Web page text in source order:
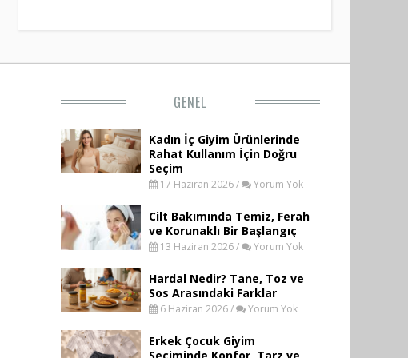
GENEL
Kadın İç Giyim Ürünlerinde
Rahat Kullanım İçin Doğru
Seçim
17 Haziran 2026 / Yorum Yok
Cilt Bakımında Temiz, Ferah
ve Korunaklı Bir Başlangıç
13 Haziran 2026 / Yorum Yok
Hardal Nedir? Tane, Toz ve
Sos Arasındaki Farklar
6 Haziran 2026 / Yorum Yok
Erkek Çocuk Giyim